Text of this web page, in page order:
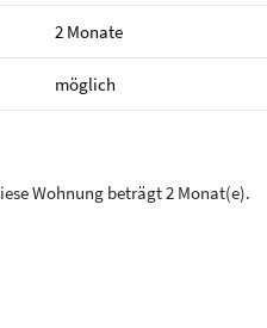
2 Monate
möglich
Wohnung beträgt 2 Monat(e).